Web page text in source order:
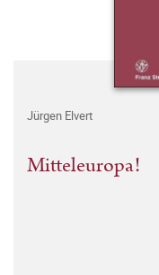
Jürgen Elvert
Mitteleuropa!